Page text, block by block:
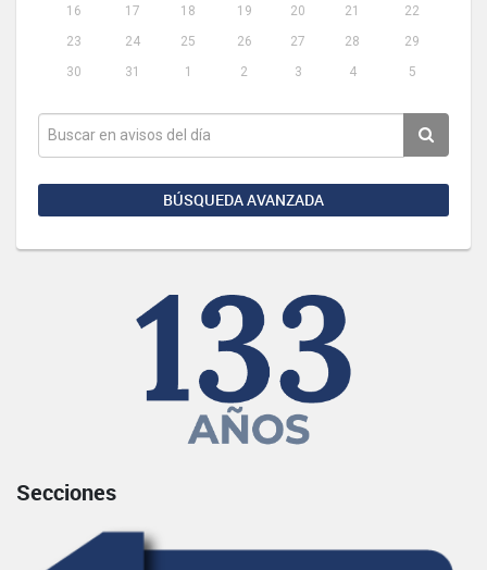
16
17 18 19 20 21
22
23
24 25 26 27 28
29
30
31 1 2 3 4 5
BÚSQUEDA AVANZADA
Secciones